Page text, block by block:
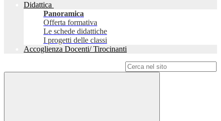
Didattica
Panoramica
Offerta formativa
Le schede didattiche
I progetti delle classi
Accoglienza Docenti/ Tirocinanti